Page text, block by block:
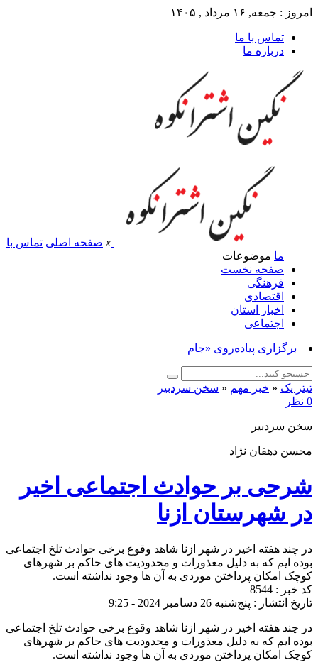
امروز : جمعه, ۱۶ مرداد , ۱۴۰۵
تماس با ما
درباره ما
x صفحه اصلی تماس با
ما موضوعات
صفحه نخست
فرهنگی
اقتصادی
اخبار استان
اجتماعی
برگزاری پیاده‌روی «جاماندگان _
تیتر یک « خبر مهم « سخن سردبیر
0 نظر
سخن سردبیر
محسن دهقان نژاد
شرحی بر حوادث اجتماعی اخیر
در شهرستان ازنا
در چند هفته اخیر در شهر ازنا شاهد وقوع برخی حوادث تلخ اجتماعی
بوده ایم که به دلیل معذورات و محدودیت های حاکم بر شهرهای
کوچک امکان پرداختن موردی به آن ها وجود نداشته است.
کد خبر : 8544
تاریخ انتشار : پنج‌شنبه 26 دسامبر 2024 - 9:25
در چند هفته اخیر در شهر ازنا شاهد وقوع برخی حوادث تلخ اجتماعی
بوده ایم که به دلیل معذورات و محدودیت های حاکم بر شهرهای
کوچک امکان پرداختن موردی به آن ها وجود نداشته است.